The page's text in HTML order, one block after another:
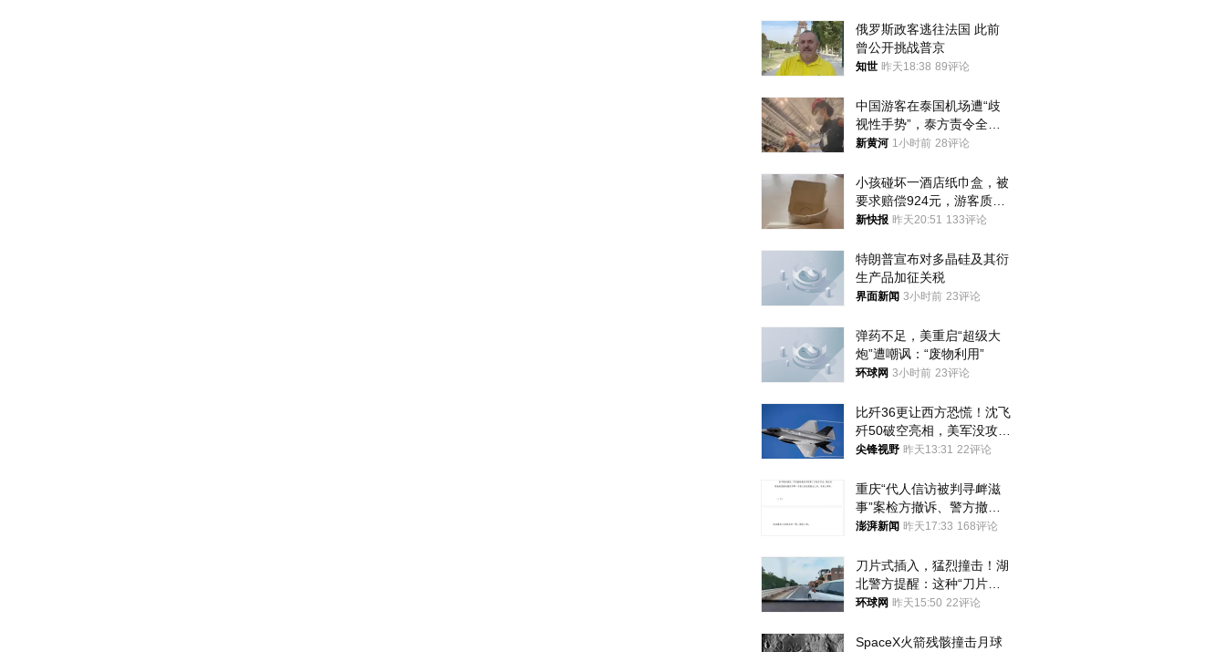
俄罗斯政客逃往法国 此前
曾公开挑战普京
知世 昨天18:38 89评论
中国游客在泰国机场遭“歧
视性手势”，泰方责令全面
调查，对责任人采取最严厉
新黄河 1小时前 28评论
小孩碰坏一酒店纸巾盒，被
要求赔偿924元，游客质疑
酒店房客物品超高标价，市
新快报 昨天20:51 133评论
特朗普宣布对多晶硅及其衍
生产品加征关税
界面新闻 3小时前 23评论
弹药不足，美重启“超级大
炮”遭嘲讽：“废物利用”
环球网 3小时前 23评论
比歼36更让西方恐慌！沈飞
歼50破空亮相，美军没攻克
的技术被拿下
尖锋视野 昨天13:31 22评论
重庆“代人信访被判寻衅滋
事”案检方撤诉、警方撤
案，两被告人获国赔
澎湃新闻 昨天17:33 168评论
刀片式插入，猛烈撞击！湖
北警方提醒：这种“刀片超
车”，太危险了
环球网 昨天15:50 22评论
SpaceX火箭残骸撞击月球